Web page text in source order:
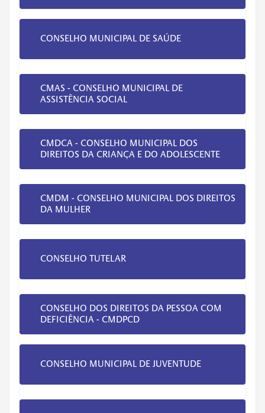
CONSELHO MUNICIPAL DE SAÚDE
CMAS - CONSELHO MUNICIPAL DE
ASSISTÊNCIA SOCIAL
CMDCA - CONSELHO MUNICIPAL DOS
DIREITOS DA CRIANÇA E DO ADOLESCENTE
CMDM - CONSELHO MUNICIPAL DOS DIREITOS
DA MULHER
CONSELHO TUTELAR
CONSELHO DOS DIREITOS DA PESSOA COM
DEFICIÊNCIA - CMDPCD
CONSELHO MUNICIPAL DE JUVENTUDE